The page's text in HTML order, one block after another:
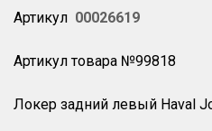
Артикул 00026619
Артикул товара №99818
Локер задний левый Haval